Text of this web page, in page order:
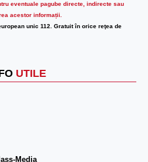
eventuale pagube directe, indirecte sau
acestor informații.
unic 112. Gratuit în orice reţea de
UTILE
Media